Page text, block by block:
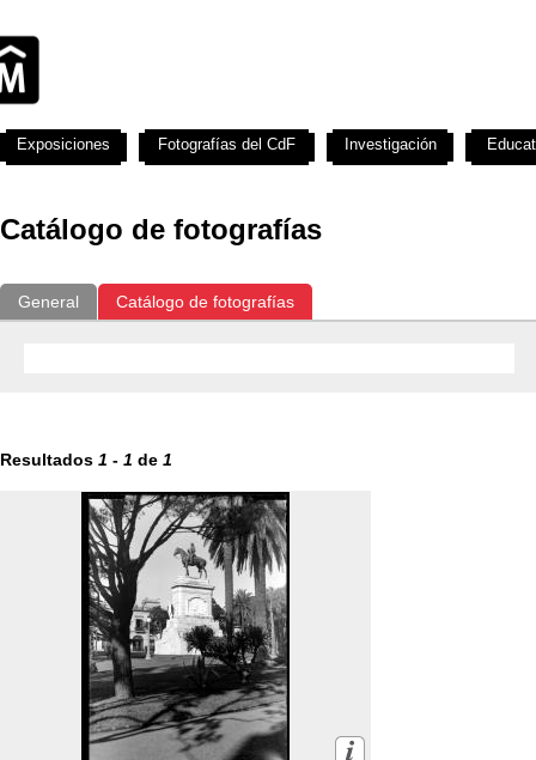
Catálogo de fotografías
General Catálogo de fotografías
Resultados 1 - 1 de 1
Exposiciones Fotografías del CdF Investigación